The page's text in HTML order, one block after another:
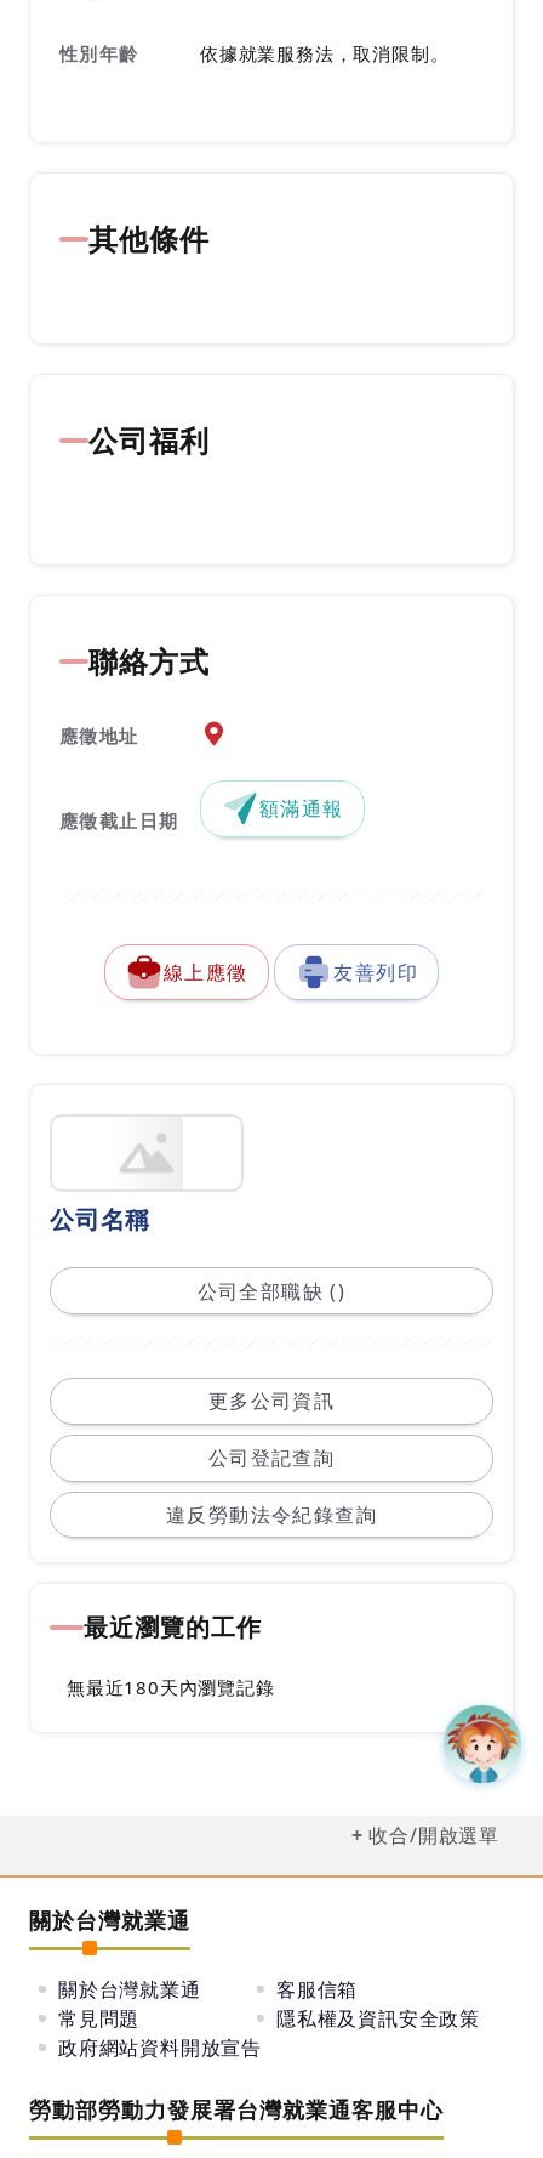
性別年齡 依據就業服務法，取消限制。
其他條件
公司福利
聯絡方式
應徵地址 應徵地址地圖『另開新視窗』
應徵截止日期 額滿通報
線上應徵 友善列印
公司名稱
公司全部職缺 ()
更多公司資訊
公司登記查詢
違反勞動法令紀錄查詢
最近瀏覽的工作
無最近180天內瀏覽記錄
收合/開啟選單
關於台灣就業通
關於台灣就業通
客服信箱
常見問題
隱私權及資訊安全政策
政府網站資料開放宣告
勞動部勞動力發展署台灣就業通客服中心